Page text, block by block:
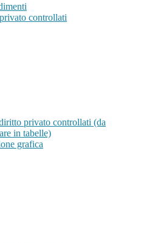
controllati
privato controllati (da
in tabelle)
grafica